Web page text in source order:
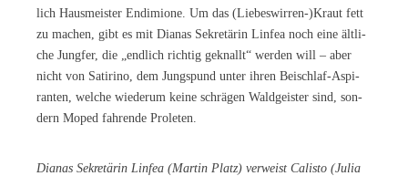
lich Haus­meis­ter En­di­mio­ne. Um das (Liebeswirren-)Kraut fett
zu ma­chen, gibt es mit Dia­nas Se­kre­tä­rin Lin­fea noch eine ält­li­
che Jung­fer, die „end­lich rich­tig ge­knallt“ wer­den will – aber
nicht von Sa­ti­ri­no, dem Jung­spund un­ter ih­ren Bei­schlaf-Aspi­
ran­ten, wel­che wie­der­um kei­ne schrä­gen Wald­geis­ter sind, son­
dern Mo­ped fah­ren­de Proleten.
Dia­nas Se­kre­tä­rin Lin­fea (Mar­tin Platz) ver­weist Ca­lis­to (Ju­lia